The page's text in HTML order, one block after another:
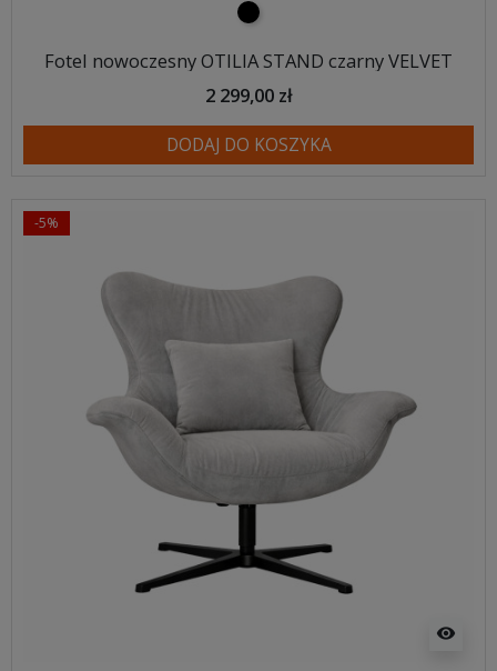
czarny
Fotel nowoczesny OTILIA STAND czarny VELVET
2 299,00 zł
DODAJ DO KOSZYKA
-5%
visibility